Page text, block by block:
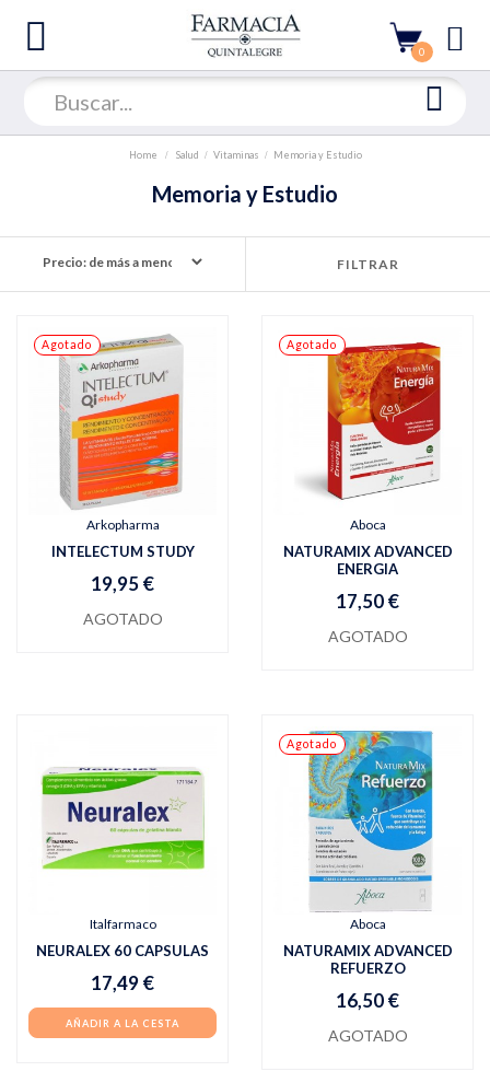
0
Home Salud Vitaminas Memoria y Estudio
Memoria y Estudio
FILTRAR
Agotado
Arkopharma
INTELECTUM STUDY
19,95 €
AGOTADO
Agotado
Aboca
NATURAMIX ADVANCED
ENERGIA
17,50 €
AGOTADO
Italfarmaco
NEURALEX 60 CAPSULAS
17,49 €
AÑADIR A LA CESTA
Agotado
Aboca
NATURAMIX ADVANCED
REFUERZO
16,50 €
AGOTADO